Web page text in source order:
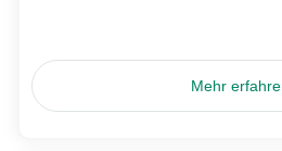
Mehr